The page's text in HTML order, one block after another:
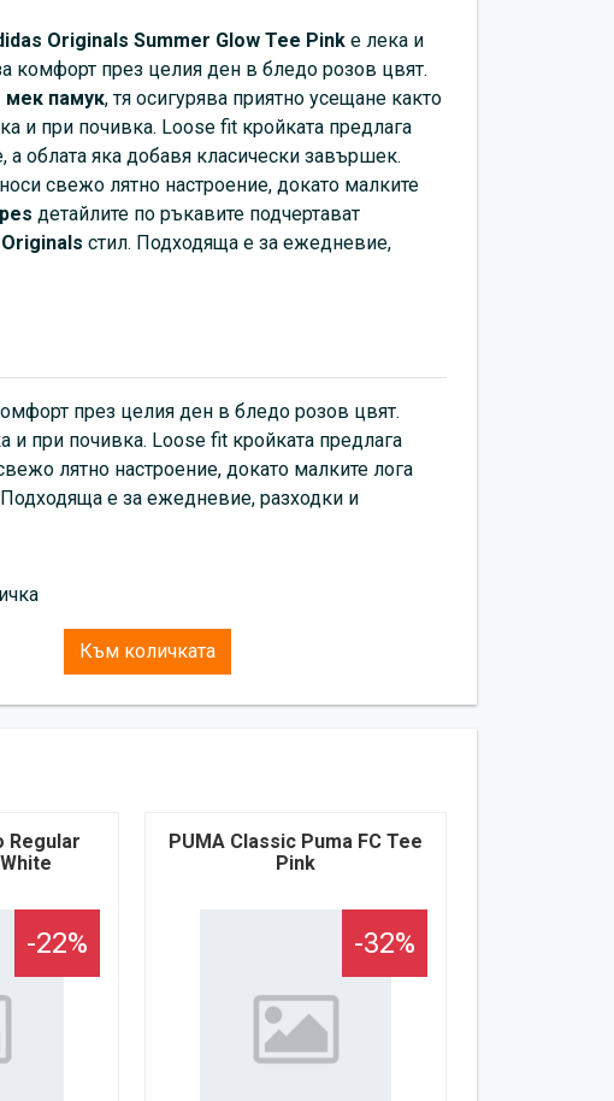
Originals Summer Glow Tee Pink е лека и
комфорт през целия ден в бледо розов цвят.
мек памук, тя осигурява приятно усещане както
и при почивка. Loose fit кройката предлага
а облата яка добавя класически завършек.
свежо лятно настроение, докато малките
детайлите по ръкавите подчертават
стил. Подходяща е за ежедневие,
време.
през целия ден в бледо розов цвят.
и при почивка. Loose fit кройката предлага
лятно настроение, докато малките лога
Подходяща е за ежедневие, разходки и
Към количката
Regular
-22%
PUMA Classic Puma FC Tee
Pink
-32%